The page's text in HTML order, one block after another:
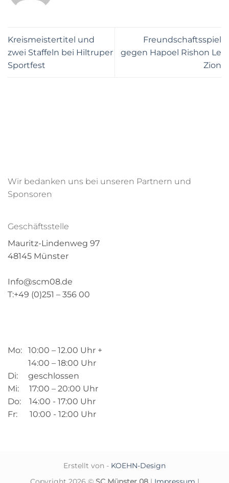
Kreismeistertitel und
zwei Staffeln bei Hiltruper
Sportfest
Freundschaftsspiel
gegen Hapoel Rishon Le
Zion
Wir bedanken uns bei unseren Partnern und
Sponsoren
Geschäftsstelle
Mauritz-Lindenweg 97
48145 Münster
Info@scm08.de
T:+49 (0)251 – 356 00
Mo: 10:00 – 12.00 Uhr +
14:00 – 18:00 Uhr
Di: geschlossen
Mi: 17:00 – 20:00 Uhr
Do: 14:00 - 17:00 Uhr
Fr: 10:00 - 12:00 Uhr
Erstellt von - KOEHN-Design